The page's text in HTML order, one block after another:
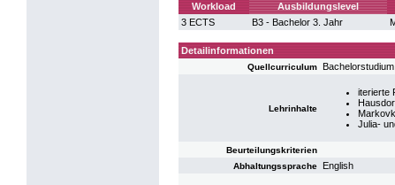
Workload
Ausbildungslevel
3 ECTS
B3 - Bachelor 3. Jahr
Detailinformationen
Quellcurriculum
Lehrinhalte
iterierte
Julia-
Beurteilungskriterien
Abhaltungssprache
English